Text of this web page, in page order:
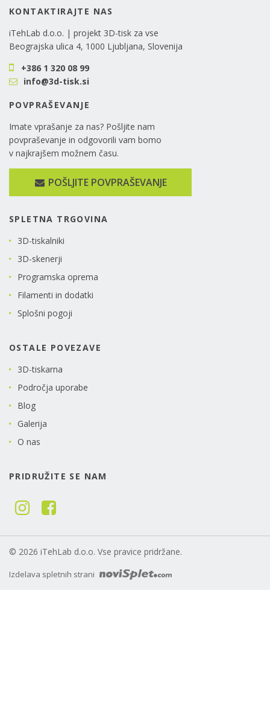
KONTAKTIRAJTE NAS
iTehLab d.o.o. | projekt 3D-tisk za vse
Beograjska ulica 4, 1000 Ljubljana, Slovenija
+386 1 320 08 99
info@3d-tisk.si
POVPRAŠEVANJE
Imate vprašanje za nas? Pošljite nam
povpraševanje in odgovorili vam bomo
v najkrajšem možnem času.
POŠLJITE POVPRAŠEVANJE
SPLETNA TRGOVINA
3D-tiskalniki
3D-skenerji
Programska oprema
Filamenti in dodatki
Splošni pogoji
OSTALE POVEZAVE
3D-tiskarna
Področja uporabe
Blog
Galerija
O nas
PRIDRUŽITE SE NAM
© 2026 iTehLab d.o.o. Vse pravice pridržane.
Izdelava spletnih strani